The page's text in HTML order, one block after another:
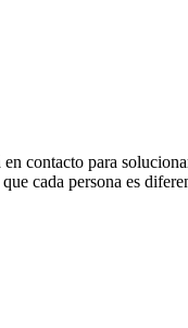
contacto para
cada persona es